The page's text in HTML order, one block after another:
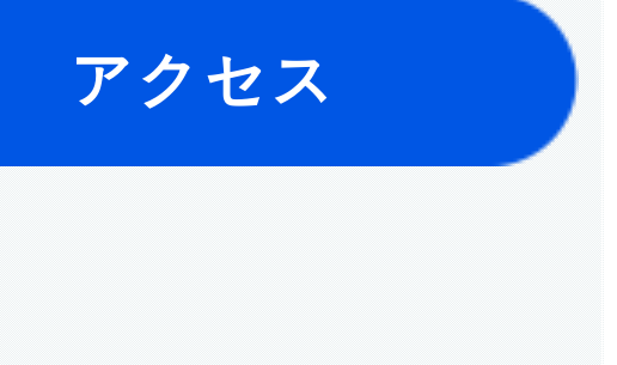
アクセス